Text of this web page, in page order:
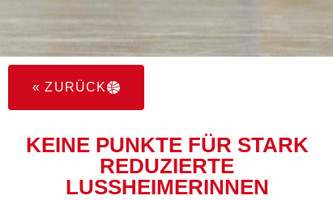
« ZURÜCK
KEINE PUNKTE FÜR STARK
REDUZIERTE
LUSSHEIMERINNEN